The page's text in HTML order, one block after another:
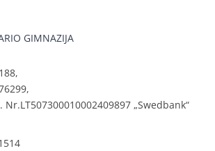
GIMNAZIJA
Nr.LT507300010002409897 „Swedbank“